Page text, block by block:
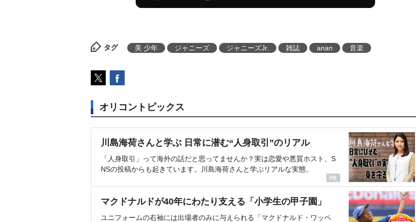
タグ 美 少年 ジャニーズ ジャニーズJr. 雑誌 anan 音楽
オリコントピックス
川島海荷さんと学ぶ 日常に潜む“人身取引”のリアル
「人身取引」って海外の話だと思ってませんか？実は恋愛や悪質ホスト、S
NSの投稿からも起きています。川島海荷さんと学ぶリアルな実態。
マクドナルドが40年にわたり支える「小学生の甲子園」
ユニフォームの右袖には出場者のみに与えられる「マクドナルド・ワッペ